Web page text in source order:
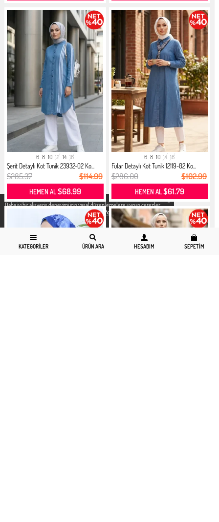
X
Daha iyi bir alisveris deneyimi icin yasal düzenlemelere uygun çerezler
Gizlilik ve Çerez Politikasısayfamızdan
KATEGORILER ÜRÜN ARA HESABIM SEPETIM
6 8 10 12 14 16
Şerit Detaylı Kot Tunik 23932-02 Ko...
$285.37 $114.99
HEMEN AL$68.99
6 8 10 14 16
Fular Detaylı Kot Tunik 12119-02 Ko...
$286.00 $102.99
HEMEN AL$61.79